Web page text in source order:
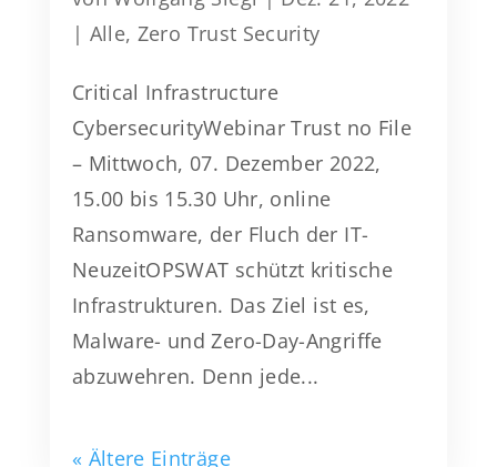
| Alle, Zero Trust Security
Critical Infrastructure
CybersecurityWebinar Trust no File
– Mittwoch, 07. Dezember 2022,
15.00 bis 15.30 Uhr, online
Ransomware, der Fluch der IT-
NeuzeitOPSWAT schützt kritische
Infrastrukturen. Das Ziel ist es,
Malware- und Zero-Day-Angriffe
abzuwehren. Denn jede...
« Ältere Einträge